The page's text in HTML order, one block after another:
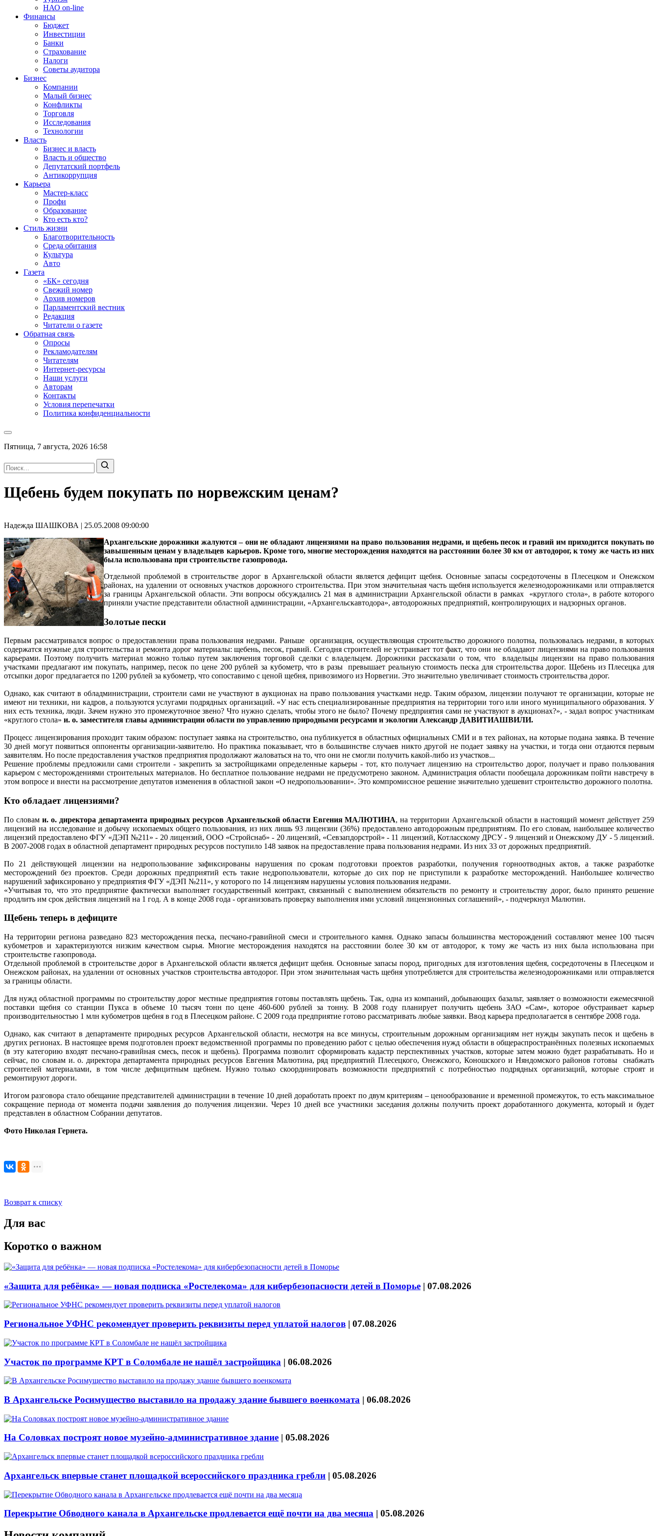
НАО on-line
Финансы
Бюджет
Инвестиции
Банки
Страхование
Налоги
Советы аудитора
Бизнес
Компании
Малый бизнес
Конфликты
Торговля
Исследования
Технологии
Власть
Бизнес и власть
Власть и общество
Депутатский портфель
Антикоррупция
Карьера
Мастер-класс
Профи
Образование
Кто есть кто?
Стиль жизни
Благотворительность
Среда обитания
Культура
Авто
Газета
«БК» сегодня
Свежий номер
Архив номеров
Парламентский вестник
Редакция
Читатели о газете
Обратная связь
Опросы
Рекламодателям
Читателям
Интернет-ресурсы
Наши услуги
Авторам
Контакты
Условия перепечатки
Политика конфиденциальности
Пятница, 7 августа, 2026 16:58
Щебень будем покупать по норвежским ценам?
Надежда ШАШКОВА | 25.05.2008 09:00:00
Архангельские дорожники жалуются – они не обладают лицензиями на право пользования недрами, и щебень песок и гравий им приходится покупать по
завышенным ценам у владельцев карьеров. Кроме того, многие месторождения находятся на расстоянии более 30 км от автодорог, к тому же часть из них
была использована при строительстве газопровода.
Отдельной проблемой в строительстве дорог в Архангельской области является дефицит щебня. Основные запасы сосредоточены в Плесецком и Онежском
районах, на удалении от основных участков дорожного строительства. При этом значительная часть щебня используется железнодорожниками или отправляется
за границы Архангельской области. Эти вопросы обсуждались 21 мая в администрации Архангельской области в рамках «круглого стола», в работе которого
приняли участие представители областной администрации, «Архангельскавтодора», автодорожных предприятий, контролирующих и надзорных органов.
Золотые пески
Первым рассматривался вопрос о предоставлении права пользования недрами. Раньше организация, осуществляющая строительство дорожного полотна, пользовалась недрами, в которых
содержатся нужные для строительства и ремонта дорог материалы: щебень, песок, гравий. Сегодня строителей не устраивает тот факт, что они не обладают лицензиями на право пользования
карьерами. Поэтому получить материал можно только путем заключения торговой сделки с владельцем. Дорожники рассказали о том, что владельцы лицензии на право пользования
участками предлагают им покупать, например, песок по цене 200 рублей за кубометр, что в разы превышает реальную стоимость песка для строительства дорог. Щебень из Плесецка для
отсыпки дорог предлагается по 1200 рублей за кубометр, что сопоставимо с ценой щебня, привозимого из Норвегии. Это значительно увеличивает стоимость строительства дорог.
Однако, как считают в обладминистрации, строители сами не участвуют в аукционах на право пользования участками недр. Таким образом, лицензии получают те организации, которые не
имеют ни техники, ни кадров, а пользуются услугами подрядных организаций. «У нас есть специализированные предприятия на территории того или иного муниципального образования. У
них есть техника, люди. Зачем нужно это промежуточное звено? Что нужно сделать, чтобы этого не было? Почему предприятия сами не участвуют в аукционах?», - задал вопрос участникам
«круглого стола» и. о. заместителя главы администрации области по управлению природными ресурсами и экологии Александр ДАВИТИАШВИЛИ.
Процесс лицензирования проходит таким образом: поступает заявка на строительство, она публикуется в областных официальных СМИ и в тех районах, на которые подана заявка. В течение
30 дней могут появиться оппоненты организации-заявителю. Но практика показывает, что в большинстве случаев никто другой не подает заявку на участки, и тогда они отдаются первым
заявителям. Но после предоставления участков предприятия продолжают жаловаться на то, что они не смогли получить какой-либо из участков...
Решение проблемы предложили сами строители - закрепить за застройщиками определенные карьеры - тот, кто получает лицензию на строительство дорог, получает и право пользования
карьером с месторождениями строительных материалов. Но бесплатное пользование недрами не предусмотрено законом. Администрация области пообещала дорожникам пойти навстречу в
этом вопросе и внести на рассмотрение депутатов изменения в областной закон «О недропользовании». Это компромиссное решение значительно удешевит строительство дорожного полотна.
Кто обладает лицензиями?
По словам и. о. директора департамента природных ресурсов Архангельской области Евгения МАЛЮТИНА, на территории Архангельской области в настоящий момент действует 259
лицензий на исследование и добычу ископаемых общего пользования, из них лишь 93 лицензии (36%) предоставлено автодорожным предприятиям. По его словам, наибольшее количество
лицензий предоставлено ФГУ «ДЭП №211» - 20 лицензий, ООО «Стройснаб» - 20 лицензий, «Севзапдорстрой» - 11 лицензий, Котласскому ДРСУ - 9 лицензий и Онежскому ДУ - 5 лицензий.
В 2007-2008 годах в областной департамент природных ресурсов поступило 148 заявок на предоставление права пользования недрами. Из них 33 от дорожных предприятий.
По 21 действующей лицензии на недропользование зафиксированы нарушения по срокам подготовки проектов разработки, получения горноотводных актов, а также разработке
месторождений без проектов. Среди дорожных предприятий есть такие недропользователи, которые до сих пор не приступили к разработке месторождений. Наибольшее количество
нарушений зафиксировано у предприятия ФГУ «ДЭП №211», у которого по 14 лицензиям нарушены условия пользования недрами.
«Учитывая то, что это предприятие фактически выполняет государственный контракт, связанный с выполнением обязательств по ремонту и строительству дорог, было принято решение
продлить им срок действия лицензий на 1 год. А в конце 2008 года - организовать проверку выполнения ими условий лицензионных соглашений», - подчеркнул Малютин.
Щебень теперь в дефиците
На территории региона разведано 823 месторождения песка, песчано-гравийной смеси и строительного камня. Однако запасы большинства месторождений составляют менее 100 тысяч
кубометров и характеризуются низким качеством сырья. Многие месторождения находятся на расстоянии более 30 км от автодорог, к тому же часть из них была использована при
строительстве газопровода.
Отдельной проблемой в строительстве дорог в Архангельской области является дефицит щебня. Основные запасы пород, пригодных для изготовления щебня, сосредоточены в Плесецком и
Онежском районах, на удалении от основных участков строительства автодорог. При этом значительная часть щебня употребляется для строительства железнодорожниками или отправляется
за границы области.
Для нужд областной программы по строительству дорог местные предприятия готовы поставлять щебень. Так, одна из компаний, добывающих базальт, заявляет о возможности ежемесячной
поставки щебня со станции Пукса в объеме 10 тысяч тонн по цене 460-600 рублей за тонну. В 2008 году планирует получить щебень ЗАО «Сам», которое обустраивает карьер
производительностью 1 млн кубометров щебня в год в Плесецком районе. С 2009 года предприятие готово рассматривать любые заявки. Ввод карьера предполагается в сентябре 2008 года.
Однако, как считают в департаменте природных ресурсов Архангельской области, несмотря на все минусы, строительным дорожным организациям нет нужды закупать песок и щебень в
других регионах. В настоящее время подготовлен проект ведомственной программы по проведению работ с целью обеспечения нужд области в общераспространённых полезных ископаемых
(в эту категорию входят песчано-гравийная смесь, песок и щебень). Программа позволит сформировать кадастр перспективных участков, которые затем можно будет разрабатывать. Но и
сейчас, по словам и. о. директора департамента природных ресурсов Евгения Малютина, ряд предприятий Плесецкого, Онежского, Коношского и Няндомского районов готовы снабжать
строителей материалами, в том числе дефицитным щебнем. Нужно только скоординировать возможности предприятий с потребностью подрядных организаций, которые строят и
ремонтируют дороги.
Итогом разговора стало обещание представителей администрации в течение 10 дней доработать проект по двум критериям – ценообразование и временной промежуток, то есть максимальное
сокращение периода от момента подачи заявления до получения лицензии. Через 10 дней все участники заседания должны получить проект доработанного документа, который и будет
представлен в областном Собрании депутатов.
Фото Николая Гернета.
Возврат к списку
Для вас
Коротко о важном
«Защита для ребёнка» — новая подписка «Ростелекома» для кибербезопасности детей в Поморье | 07.08.2026
Региональное УФНС рекомендует проверить реквизиты перед уплатой налогов | 07.08.2026
Участок по программе КРТ в Соломбале не нашёл застройщика | 06.08.2026
В Архангельске Росимущество выставило на продажу здание бывшего военкомата | 06.08.2026
На Соловках построят новое музейно-административное здание | 05.08.2026
Архангельск впервые станет площадкой всероссийского праздника гребли | 05.08.2026
Перекрытие Обводного канала в Архангельске продлевается ещё почти на два месяца | 05.08.2026